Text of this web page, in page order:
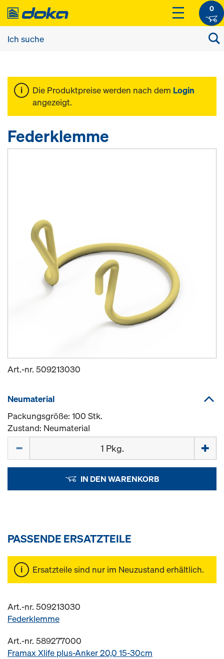
0
Die Produktpreise werden nach dem Login
angezeigt.
Federklemme
Art.-nr. 509213030
Neumaterial
Packungsgröße: 100 Stk.
Zustand: Neumaterial
IN DEN WARENKORB
PASSENDE ERSATZTEILE
Ersatzteile sind nur im Neuzustand erhältlich.
Art.-nr. 509213030
Federklemme
Art.-nr. 589277000
Framax Xlife plus-Anker 20,0 15-30cm